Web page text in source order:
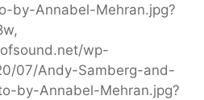
by-Annabel-Mehran.jpg?
wp-
07/Andy-Samberg-and-
by-Annabel-Mehran.jpg?